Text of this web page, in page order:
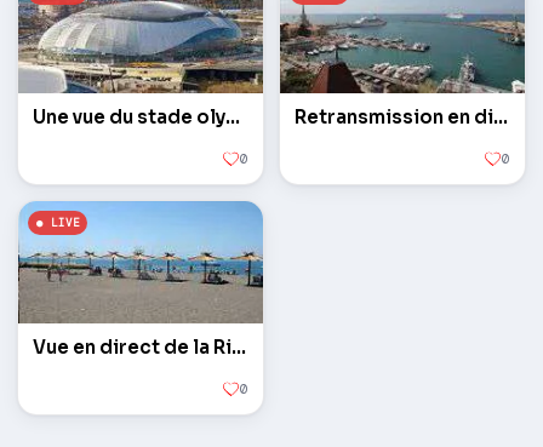
Une vue du stade olympique
0
Retransmission en direct de la Seaport
0
Vue en direct de la Riviera de la plage
0